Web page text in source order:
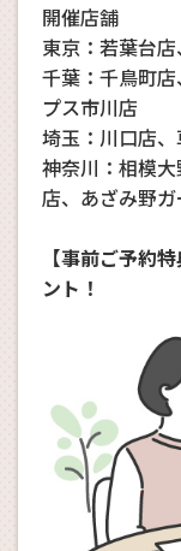
開催店舗
東京：若葉台
千葉：千鳥町
プス市川店
埼玉：川口店
神奈川：相模
店、あざみ野
【事前ご予約
ント！